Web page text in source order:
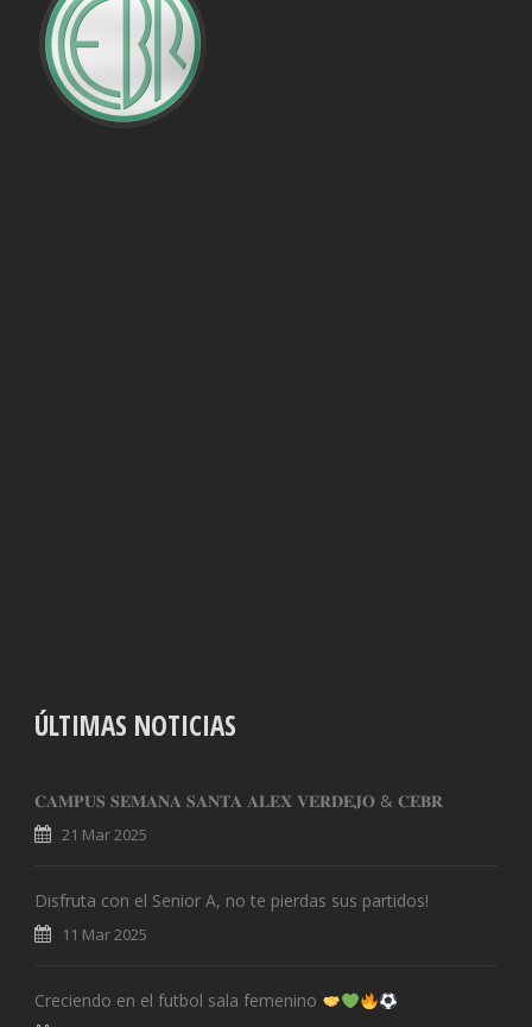
ÚLTIMAS NOTICIAS
𝐂𝐀𝐌𝐏𝐔𝐒 𝐒𝐄𝐌𝐀𝐍𝐀 𝐒𝐀𝐍𝐓𝐀 𝐀𝐋𝐄𝐗 𝐕𝐄𝐑𝐃𝐄𝐉𝐎 & 𝐂𝐄𝐁𝐑
21 Mar 2025
Disfruta con el Senior A, no te pierdas sus partidos!
11 Mar 2025
Creciendo en el futbol sala femenino